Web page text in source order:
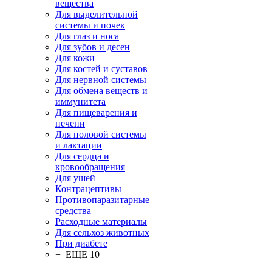
вещества
Для выделительной
системы и почек
Для глаз и носа
Для зубов и десен
Для кожи
Для костей и суставов
Для нервной системы
Для обмена веществ и
иммунитета
Для пищеварения и
печени
Для половой системы
и лактации
Для сердца и
кровообращения
Для ушей
Контрацептивы
Противопаразитарные
средства
Расходные материалы
Для сельхоз животных
При диабете
+ ЕЩЕ 10